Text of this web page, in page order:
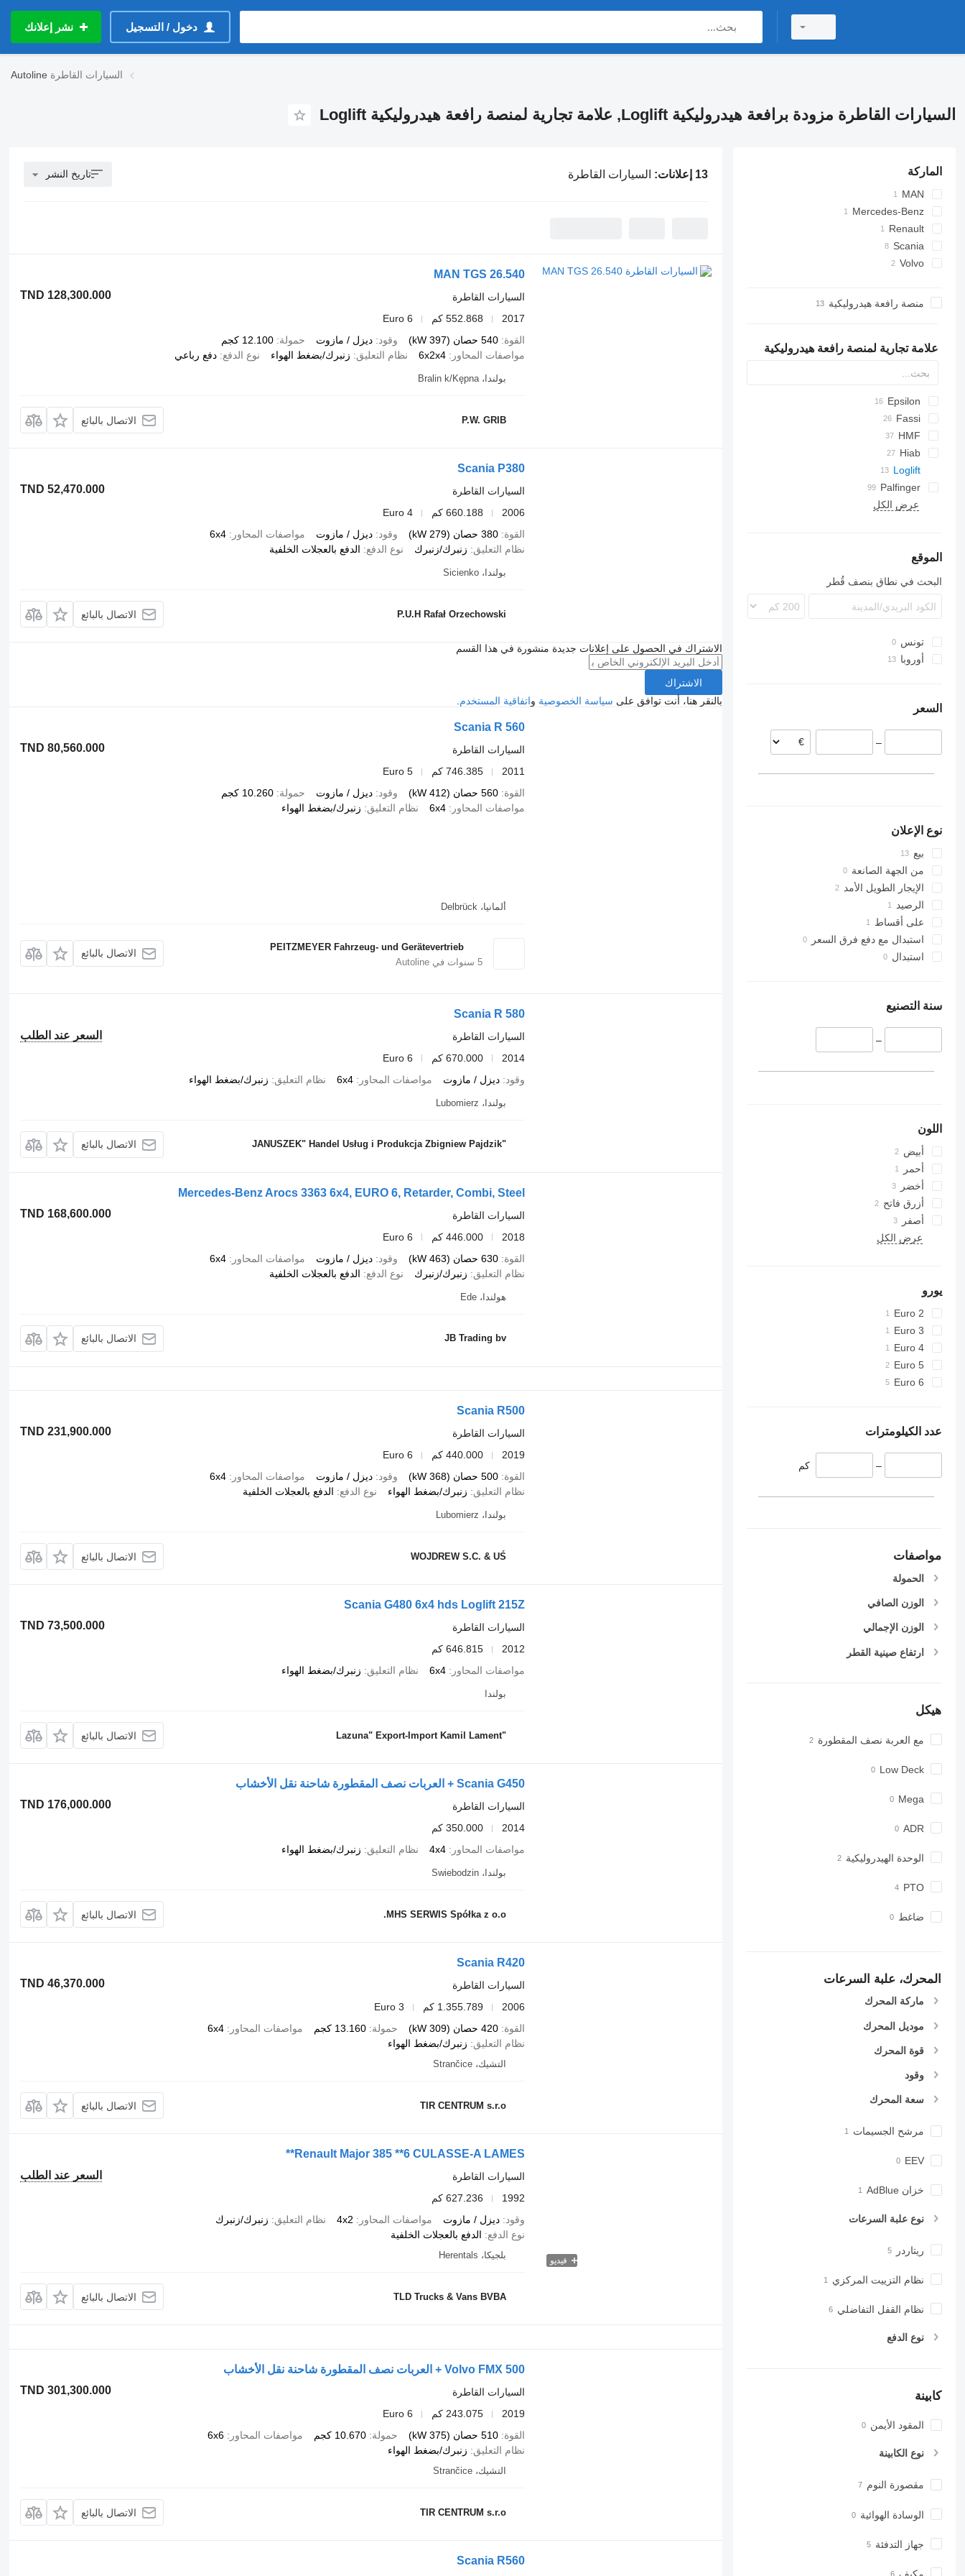
دخول / التسجيل نشر إعلانك
Autoline السيارات القاطرة
السيارات القاطرة مزودة برافعة هيدروليكية Loglift, علامة تجارية لمنصة رافعة هيدروليكية Loglift
الماركة
MAN
TGS
Mercedes-Benz
Arocs
Renault
Major
Scania
G-series
R-series
Volvo
منصة رافعة هيدروليكية
علامة تجارية لمنصة رافعة هيدروليكية
Epsilon
Fassi
HMF
Hiab
Loglift
Palfinger
عرض الكل
الموقع
البحث في نطاق بنصف قُطر
تونس
أوروبا
بلجيكا
ألمانيا
السعر
–
نوع الإعلان
بيع
من الجهة الصانعة
الإيجار الطويل الأمد
الرصيد
على أقساط
استبدال مع دفع فرق السعر
استبدال
سنة التصنيع
–
اللون
أبيض
أحمر
أخضر
أزرق فاتح
أصفر
عرض الكل
يورو
Euro 2
Euro 3
Euro 4
Euro 5
Euro 6
عدد الكيلومترات
– كم
مواصفات
الحمولة
الوزن الصافي
الوزن الإجمالي
ارتفاع صينية القطر
هيكل
مع العربة نصف المقطورة
Low Deck
Mega
ADR
الوحدة الهيدروليكية
PTO
ضاغط
المحرك، علبة السرعات
ماركة المحرك
موديل المحرك
قوة المحرك
وقود
سعة المحرك
مرشح الجسيمات
EEV
خزان AdBlue
نوع علبة السرعات
ريتاردر
نظام التزييت المركزي
نظام القفل التفاضلي
نوع الدفع
كابينة
المقود الأيمن
نوع الكابينة
مقصورة النوم
الوسادة الهوائية
جهاز التدفئة
مكيف
13 إعلانات: السيارات القاطرة تاريخ النشر
MAN TGS 26.540
TND 128,300.000
السيارات القاطرة
2017
552.868 كم
Euro 6
القوة 540 حصان (397 kW) وقود ديزل / مازوت حمولة 12.100 كجم
مواصفات المحاور
6x2x4 نظام التعليق زنبرك/بضغط الهواء نوع الدفع دفع رباعي
بولندا، Bralin k/Kępna
P.W. GRIB الاتصال بالبائع
Scania P380
TND 52,470.000
السيارات القاطرة
2006
660.188 كم
Euro 4
القوة 380 حصان (279 kW) وقود ديزل / مازوت مواصفات المحاور
6x4
نظام التعليق
زنبرك/زنبرك نوع الدفع الدفع بالعجلات الخلفية
بولندا، Sicienko
P.U.H Rafał Orzechowski الاتصال بالبائع
الاشتراك في الحصول على إعلانات جديدة منشورة في هذا القسم
الاشتراك
بالنقر هنا، أنت توافق على سياسة الخصوصية واتفاقية المستخدم
Scania R 560
TND 80,560.000
السيارات القاطرة
2011
746.385 كم
Euro 5
القوة 560 حصان (412 kW) وقود ديزل / مازوت حمولة 10.260 كجم
مواصفات المحاور
6x4 نظام التعليق زنبرك/بضغط الهواء
ألمانيا، Delbrück
PEITZMEYER Fahrzeug- und Gerätevertrieb
5سنوات في Autoline
الاتصال بالبائع
Scania R 580
السعر عند الطلب
السيارات القاطرة
2014
670.000 كم
Euro 6
وقود
ديزل / مازوت مواصفات المحاور 6x4 نظام التعليق زنبرك/بضغط الهواء
بولندا، Lubomierz
"JANUSZEK" Handel Usług i Produkcja Zbigniew Pajdzik الاتصال بالبائع
Mercedes-Benz Arocs 3363 6x4, EURO 6, Retarder, Combi, Steel
TND 168,600.000
السيارات القاطرة
2018
446.000 كم
Euro 6
القوة 630 حصان (463 kW) وقود ديزل / مازوت مواصفات المحاور
6x4
نظام التعليق
زنبرك/زنبرك نوع الدفع الدفع بالعجلات الخلفية
هولندا، Ede
JB Trading bv الاتصال بالبائع
Scania R500
TND 231,900.000
السيارات القاطرة
2019
440.000 كم
Euro 6
القوة 500 حصان (368 kW) وقود ديزل / مازوت مواصفات المحاور
6x4
نظام التعليق
زنبرك/بضغط الهواء نوع الدفع الدفع بالعجلات الخلفية
بولندا، Lubomierz
WOJDREW S.C. & UŚ الاتصال بالبائع
Scania G480 6x4 hds Loglift 215Z
TND 73,500.000
السيارات القاطرة
2012
646.815 كم
مواصفات المحاور
6x4 نظام التعليق زنبرك/بضغط الهواء
بولندا
"Lazuna" Export-Import Kamil Lament الاتصال بالبائع
Scania G450 + العربات نصف المقطورة شاحنة نقل الأخشاب
TND 176,000.000
السيارات القاطرة
2014
350.000 كم
مواصفات المحاور
4x4 نظام التعليق زنبرك/بضغط الهواء
بولندا، Swiebodzin
MHS SERWIS Spółka z o.o. الاتصال بالبائع
Scania R420
TND 46,370.000
السيارات القاطرة
2006
1.355.789 كم
Euro 3
القوة 420 حصان (309 kW) حمولة 13.160 كجم مواصفات المحاور
6x4
نظام التعليق
زنبرك/بضغط الهواء
التشيك، Strančice
TIR CENTRUM s.r.o الاتصال بالبائع
فيديو
Renault Major 385 **6 CULASSE-A LAMES**
السعر عند الطلب
السيارات القاطرة
1992
627.236 كم
وقود ديزل / مازوت مواصفات المحاور 4x2 نظام التعليق
زنبرك/زنبرك
نوع الدفع
الدفع بالعجلات الخلفية
بلجيكا، Herentals
TLD Trucks & Vans BVBA الاتصال بالبائع
Volvo FMX 500 + العربات نصف المقطورة شاحنة نقل الأخشاب
TND 301,300.000
السيارات القاطرة
2019
243.075 كم
Euro 6
القوة 510 حصان (375 kW) حمولة 10.670 كجم مواصفات المحاور
6x6
نظام التعليق
زنبرك/بضغط الهواء
التشيك، Strančice
TIR CENTRUM s.r.o الاتصال بالبائع
Scania R560